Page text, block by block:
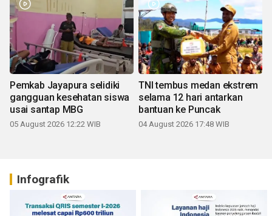
Pemkab Jayapura selidiki
gangguan kesehatan siswa
usai santap MBG
05 August 2026 12:22 WIB
TNI tembus medan ekstrem
selama 12 hari antarkan
bantuan ke Puncak
04 August 2026 17:48 WIB
Infografik